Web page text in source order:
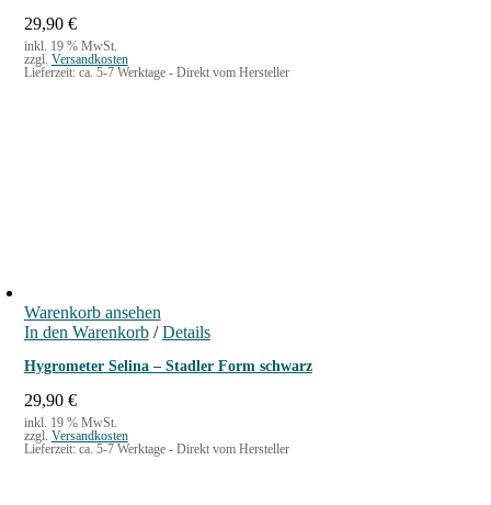
29,90 €
inkl. 19 % MwSt.
zzgl. Versandkosten
Lieferzeit: ca. 5-7 Werktage - Direkt vom Hersteller
Warenkorb ansehen
In den Warenkorb / Details
Hygrometer Selina – Stadler Form schwarz
29,90 €
inkl. 19 % MwSt.
zzgl. Versandkosten
Lieferzeit: ca. 5-7 Werktage - Direkt vom Hersteller